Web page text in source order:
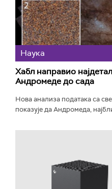
Наука
Хабл направио
Андромеде до сада
Нова анализа података са
показује да Андромеда,